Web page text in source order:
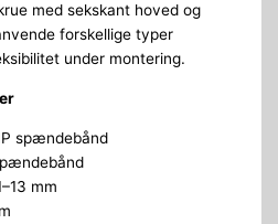
med sekskant hoved og
forskellige typer
under montering.
spændebånd
mm